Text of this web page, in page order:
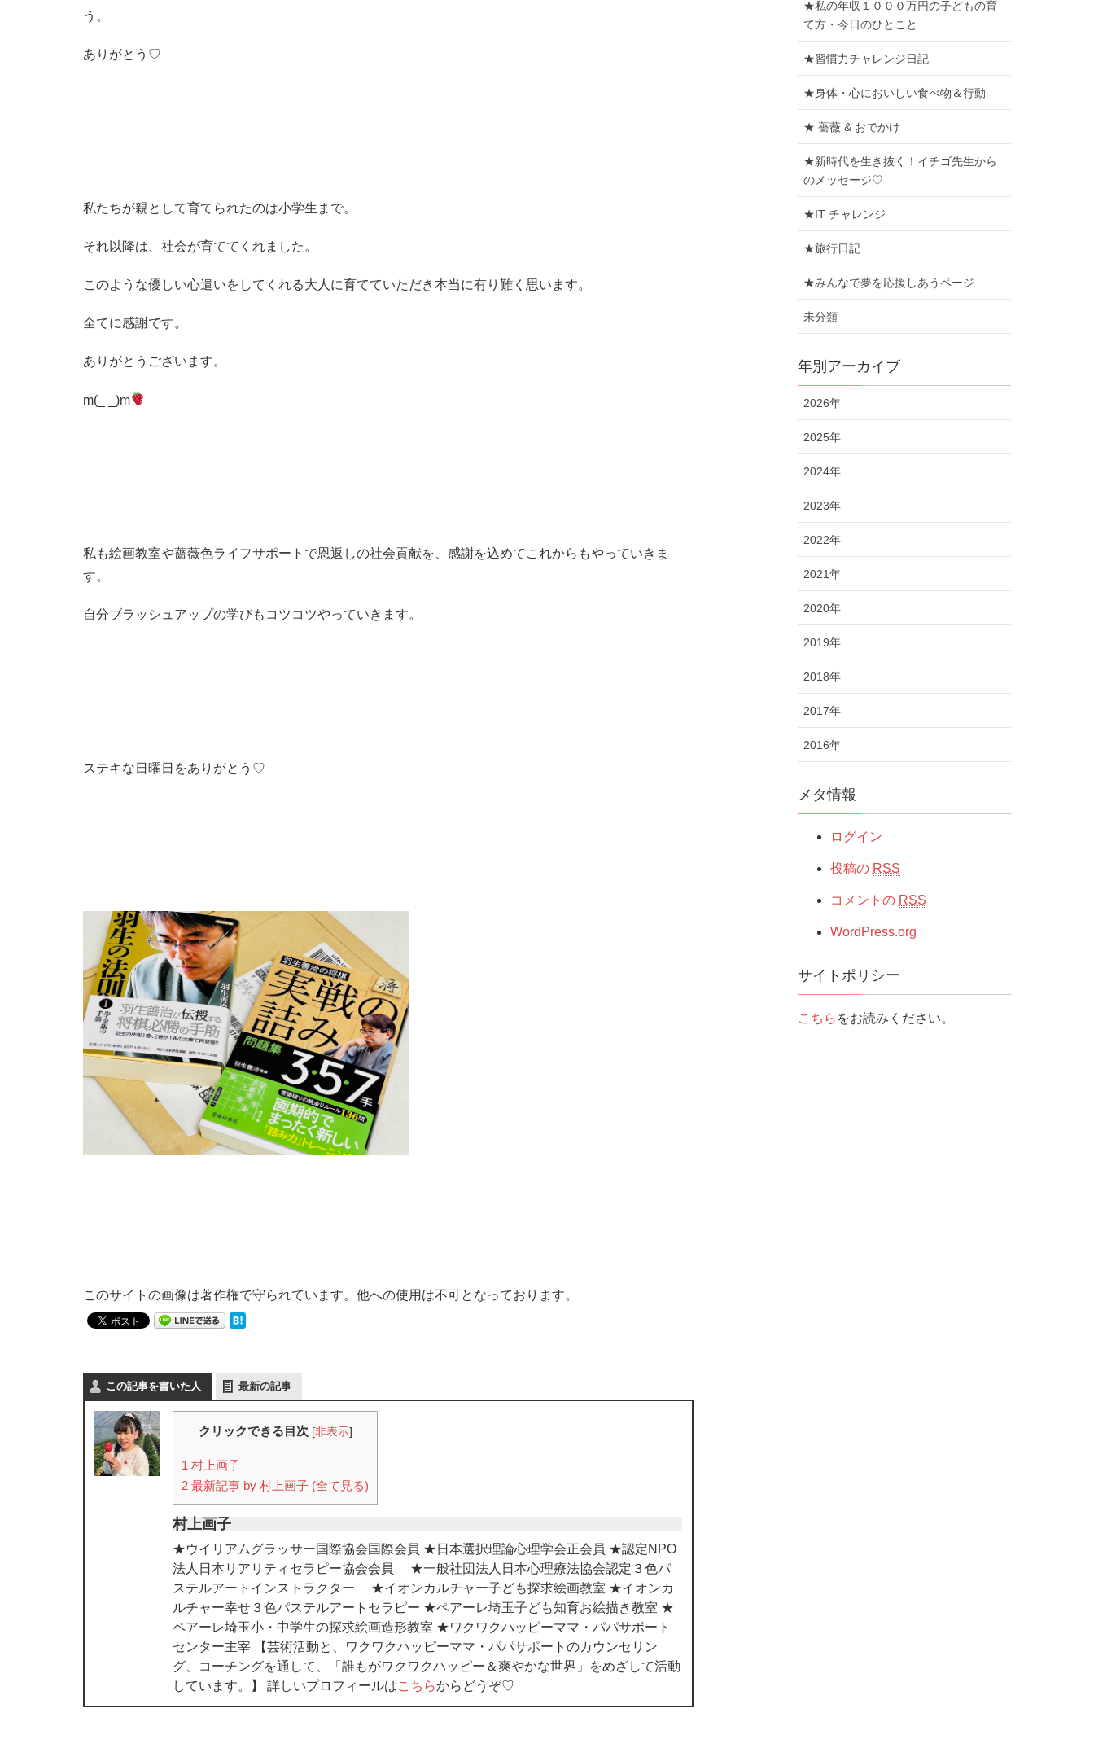
う。
ありがとう♡
私たちが親として育てられたのは小学生まで。
それ以降は、社会が育ててくれました。
このような優しい心遣いをしてくれる大人に育てていただき本当に有り難く思います。
全てに感謝です。
ありがとうございます。
m(_ _)m
私も絵画教室や薔薇色ライフサポートで恩返しの社会貢献を、感謝を込めてこれからもやっていきま
す。
自分ブラッシュアップの学びもコツコツやっていきます。
ステキな日曜日をありがとう♡
このサイトの画像は著作権で守られています。他への使用は不可となっております。
この記事を書いた人 最新の記事
クリックできる目次 [非表示]
1 村上画子
2 最新記事 by 村上画子 (全て見る)
村上画子
★ウイリアムグラッサー国際協会国際会員 ★日本選択理論心理学会正会員 ★認定NPO
法人日本リアリティセラピー協会会員 ★一般社団法人日本心理療法協会認定３色パ
ステルアートインストラクター ★イオンカルチャー子ども探求絵画教室 ★イオンカ
ルチャー幸せ３色パステルアートセラピー ★ペアーレ埼玉子ども知育お絵描き教室 ★
ペアーレ埼玉小・中学生の探求絵画造形教室 ★ワクワクハッピーママ・パパサポート
センター主宰 【芸術活動と、ワクワクハッピーママ・パパサポートのカウンセリン
グ、コーチングを通して、「誰もがワクワクハッピー＆爽やかな世界」をめざして活動
しています。】 詳しいプロフィールはこちらからどうぞ♡
★私の年収１０００万円の子どもの育
て方・今日のひとこと
★習慣力チャレンジ日記
★身体・心においしい食べ物＆行動
★ 薔薇 & おでかけ
★新時代を生き抜く！イチゴ先生から
のメッセージ♡
★IT チャレンジ
★旅行日記
★みんなで夢を応援しあうページ
未分類
年別アーカイブ
2026年
2025年
2024年
2023年
2022年
2021年
2020年
2019年
2018年
2017年
2016年
メタ情報
ログイン
投稿の RSS
コメントの RSS
WordPress.org
サイトポリシー
こちら をお読みください。